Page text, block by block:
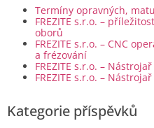
Termíny opravných,
FREZITE s.r.o. –
oborů
FREZITE s.r.o. – CNC
a frézování
FREZITE s.r.o. –
FREZITE s.r.o. –
Kategorie příspěvků